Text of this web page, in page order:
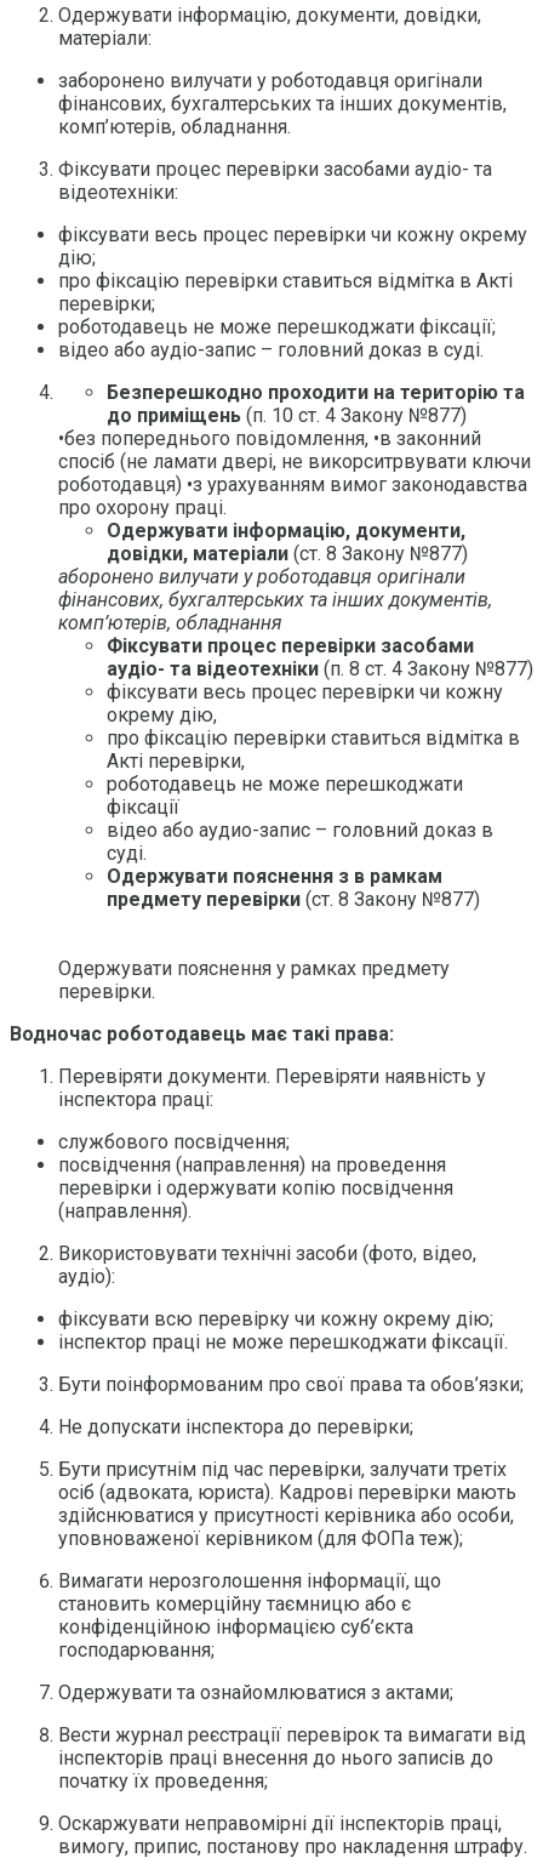
Одержувати інформацію, документи, довідки,
матеріали:
заборонено вилучати у роботодавця оригінали
фінансових, бухгалтерських та інших документів,
комп’ютерів, обладнання.
Фіксувати процес перевірки засобами аудіо- та
відеотехніки:
фіксувати весь процес перевірки чи кожну окрему
дію;
про фіксацію перевірки ставиться відмітка в Акті
перевірки;
роботодавець не може перешкоджати фіксації;
відео або аудіо-запис – головний доказ в суді.
Безперешкодно проходити на територію та
до приміщень (п. 10 ст. 4 Закону №877)
•без попереднього повідомлення, •в законний
спосіб (не ламати двері, не викорситрвувати ключи
роботодавця) •з урахуванням вимог законодавства
про охорону праці.
Одержувати інформацію, документи,
довідки, матеріали (ст. 8 Закону №877)
аборонено вилучати у роботодавця оригінали
фінансових, бухгалтерських та інших документів,
комп’ютерів, обладнання
Фіксувати процес перевірки засобами
аудіо- та відеотехніки (п. 8 ст. 4 Закону №877)
фіксувати весь процес перевірки чи кожну
окрему дію,
про фіксацію перевірки ставиться відмітка в
Акті перевірки,
роботодавець не може перешкоджати
фіксації
відео або аудио-запис – головний доказ в
суді.
Одержувати пояснення з в рамкам
предмету перевірки (ст. 8 Закону №877)
Одержувати пояснення у рамках предмету
перевірки.
Водночас роботодавець має такі права:
Перевіряти документи. Перевіряти наявність у
інспектора праці:
службового посвідчення;
посвідчення (направлення) на проведення
перевірки і одержувати копію посвідчення
(направлення).
Використовувати технічні засоби (фото, відео,
аудіо):
фіксувати всю перевірку чи кожну окрему дію;
інспектор праці не може перешкоджати фіксації.
Бути поінформованим про свої права та обов’язки;
Не допускати інспектора до перевірки;
Бути присутнім під час перевірки, залучати третіх
осіб (адвоката, юриста). Кадрові перевірки мають
здійснюватися у присутності керівника або особи,
уповноваженої керівником (для ФОПа теж);
Вимагати нерозголошення інформації, що
становить комерційну таємницю або є
конфіденційною інформацією суб’єкта
господарювання;
Одержувати та ознайомлюватися з актами;
Вести журнал реєстрації перевірок та вимагати від
інспекторів праці внесення до нього записів до
початку їх проведення;
Оскаржувати неправомірні дії інспекторів праці,
вимогу, припис, постанову про накладення штрафу.